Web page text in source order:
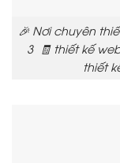
🎉 Nơi chuyên
3 🧾 thiết kế
thiết